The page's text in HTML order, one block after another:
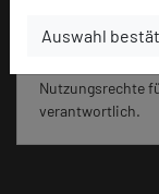
Auswahl
Impressum
Nutzungsrechte
verantwortlich.